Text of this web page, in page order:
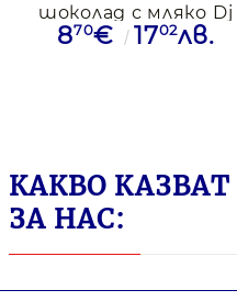
шоколад с мляко Dj
Gusto Ciok
870€ 1702лв.
КАКВО
ЗА НАС: